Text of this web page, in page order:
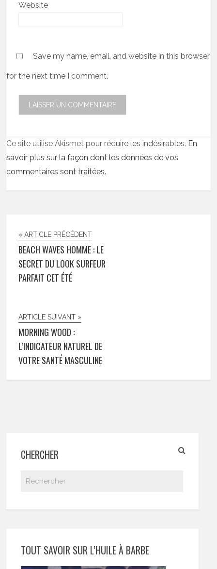
Website
Save my name, email, and website in this browser
for the next time I comment.
Ce site utilise Akismet pour réduire les indésirables. En
savoir plus sur la façon dont les données de vos
commentaires sont traitées.
« ARTICLE PRÉCÉDENT
BEACH WAVES HOMME : LE
SECRET DU LOOK SURFEUR
PARFAIT CET ÉTÉ
ARTICLE SUIVANT »
MORNING WOOD :
L’INDICATEUR NATUREL DE
VOTRE SANTÉ MASCULINE
CHERCHER
TOUT SAVOIR SUR L’HUILE À BARBE